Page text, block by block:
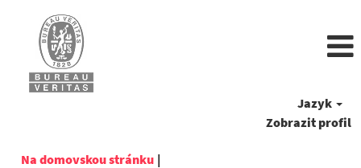
Jazyk
Zobrazit profil
Na domovskou stránku |